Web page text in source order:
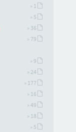
» 1
» 5
» 36
» 79
» 9
» 24
» 177
» 16
» 49
» 18
» 5